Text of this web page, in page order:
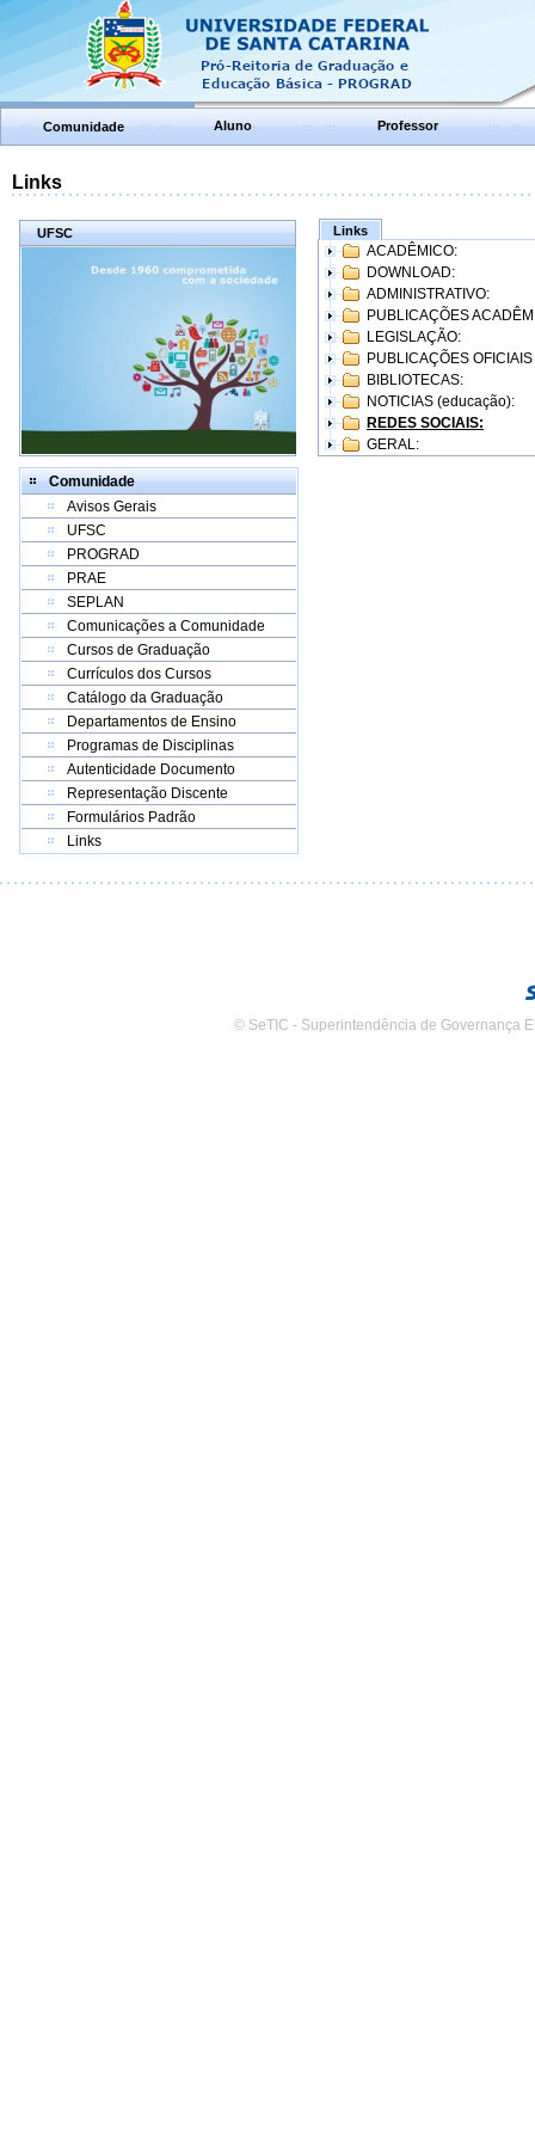
Comunidade Aluno Professor
Links
UFSC
Comunidade
Avisos Gerais
UFSC
PROGRAD
PRAE
SEPLAN
Comunicações a Comunidade
Cursos de Graduação
Currículos dos Cursos
Catálogo da Graduação
Departamentos de Ensino
Programas de Disciplinas
Autenticidade Documento
Representação Discente
Formulários Padrão
Links
Links
ACADÊMICO:
DOWNLOAD:
ADMINISTRATIVO:
PUBLICAÇÕES
LEGISLAÇÃO:
PUBLICAÇÕES
BIBLIOTECAS:
NOTICIAS (educação):
REDES SOCIAIS:
GERAL:
© SeTIC - Superintendência de Governança